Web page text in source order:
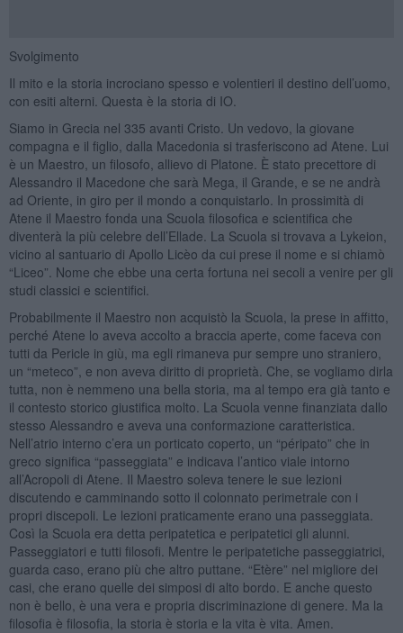
Svolgimento
Il mito e la storia incrociano spesso e volentieri il destino dell’uomo,
con esiti alterni. Questa è la storia di IO.
Siamo in Grecia nel 335 avanti Cristo. Un vedovo, la giovane
compagna e il figlio, dalla Macedonia si trasferiscono ad Atene. Lui
è un Maestro, un filosofo, allievo di Platone. È stato precettore di
Alessandro il Macedone che sarà Mega, il Grande, e se ne andrà
ad Oriente, in giro per il mondo a conquistarlo. In prossimità di
Atene il Maestro fonda una Scuola filosofica e scientifica che
diventerà la più celebre dell’Ellade. La Scuola si trovava a Lykeion,
vicino al santuario di Apollo Licèo da cui prese il nome e si chiamò
“Liceo”. Nome che ebbe una certa fortuna nei secoli a venire per gli
studi classici e scientifici.
Probabilmente il Maestro non acquistò la Scuola, la prese in affitto,
perché Atene lo aveva accolto a braccia aperte, come faceva con
tutti da Pericle in giù, ma egli rimaneva pur sempre uno straniero,
un “meteco”, e non aveva diritto di proprietà. Che, se vogliamo dirla
tutta, non è nemmeno una bella storia, ma al tempo era già tanto e
il contesto storico giustifica molto. La Scuola venne finanziata dallo
stesso Alessandro e aveva una conformazione caratteristica.
Nell’atrio interno c’era un porticato coperto, un “péripato” che in
greco significa “passeggiata” e indicava l’antico viale intorno
all’Acropoli di Atene. Il Maestro soleva tenere le sue lezioni
discutendo e camminando sotto il colonnato perimetrale con i
propri discepoli. Le lezioni praticamente erano una passeggiata.
Così la Scuola era detta peripatetica e peripatetici gli alunni.
Passeggiatori e tutti filosofi. Mentre le peripatetiche passeggiatrici,
guarda caso, erano più che altro puttane. “Etère” nel migliore dei
casi, che erano quelle dei simposi di alto bordo. E anche questo
non è bello, è una vera e propria discriminazione di genere. Ma la
filosofia è filosofia, la storia è storia e la vita è vita. Amen.